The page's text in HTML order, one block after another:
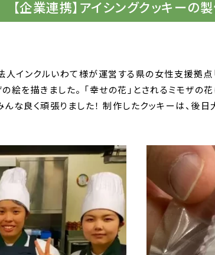
【企業連携】アイシングクッキーの
インクルいわて様が運営する県の女性支援拠点
絵を描きました。 「幸せの花」とされるミモザの
な良く頑張りました！ 制作したクッキーは、